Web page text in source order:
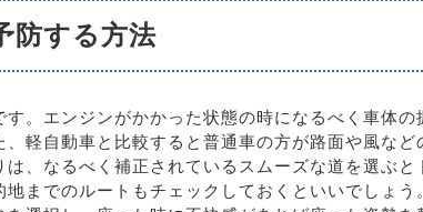
防する方法
。エンジンがかかった状態の時になるべく車体の
軽自動車と比較すると普通車の方が路面や風など
、なるべく補正されているスムーズな道を選ぶと
までのルートもチェックしておくといいでしょう。